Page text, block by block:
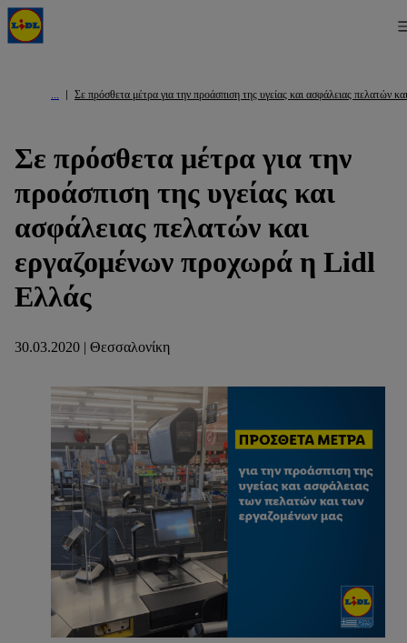
Σε πρόσθετα μέτρα για την προάσπιση της υγείας και ασφάλειας πελατών
Σε πρόσθετα μέτρα για την
προάσπιση της υγείας και
ασφάλειας πελατών και
εργαζομένων προχωρά η Lidl
Ελλάς
30.03.2020 | Θεσσαλονίκη